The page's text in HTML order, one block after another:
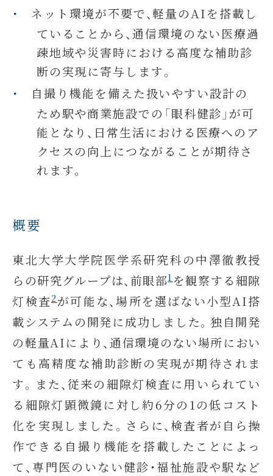
ネット環境が不要で、軽量のAIを搭載し
ていることから、通信環境のない医療過
疎地域や災害時における高度な補助診
断の実現に寄与します。
自撮り機能を備えた扱いやすい設計の
ため駅や商業施設での「眼科健診」が可
能となり、日常生活における医療へのア
クセスの向上につながることが期待さ
れます。
概要
東北大学大学院医学系研究科の中澤徹教授
らの研究グループは、前眼部1 を観察する細隙
灯検査 2が可能な、場所を選ばない小型AI搭
載システムの開発に成功しました。独自開発
の軽量AIにより、通信環境のない場所におい
ても高精度な補助診断の実現が期待されま
す。また、従来の細隙灯検査に用いられてい
る細隙灯顕微鏡に対し約6分の1の低コスト
化を実現しました。さらに、検査者が自ら操
作できる自撮り機能を搭載したことによっ
て、専門医のいない健診・福祉施設や駅など